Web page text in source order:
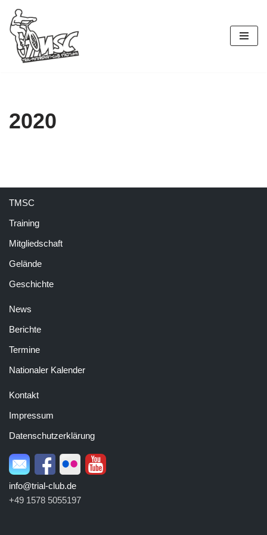
Zum
Inhalt
springen
2020
TMSC
Training
Mitgliedschaft
Gelände
Geschichte
News
Berichte
Termine
Nationaler Kalender
Kontakt
Impressum
Datenschutzerklärung
info@trial-club.de
+49 1578 5055197